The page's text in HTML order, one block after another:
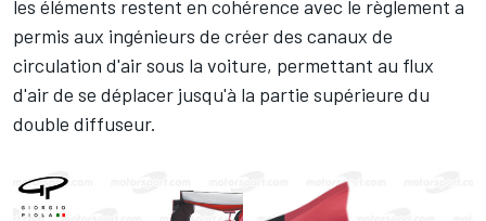
les éléments restent en cohérence avec le règlement a
permis aux ingénieurs de créer des canaux de
circulation d'air sous la voiture, permettant au flux
d'air de se déplacer jusqu'à la partie supérieure du
double diffuseur.